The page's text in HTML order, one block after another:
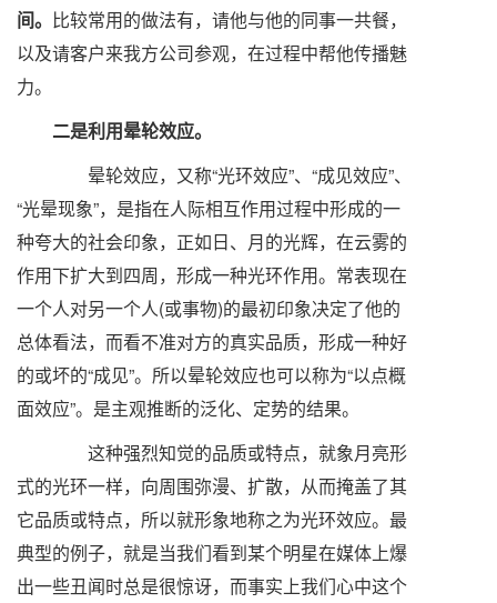
间。 比较常用的做法有，请他与他的同事一共餐，
以及请客户来我方公司参观，在过程中帮他传播魅
力。
二是利用晕轮效应。
晕轮效应，又称“光环效应”、“成见效应”、
“光晕现象”，是指在人际相互作用过程中形成的一
种夸大的社会印象，正如日、月的光辉，在云雾的
作用下扩大到四周，形成一种光环作用。常表现在
一个人对另一个人(或事物)的最初印象决定了他的
总体看法，而看不准对方的真实品质，形成一种好
的或坏的“成见”。所以晕轮效应也可以称为“以点概
面效应”。是主观推断的泛化、定势的结果。
这种强烈知觉的品质或特点，就象月亮形
式的光环一样，向周围弥漫、扩散，从而掩盖了其
它品质或特点，所以就形象地称之为光环效应。最
典型的例子，就是当我们看到某个明星在媒体上爆
出一些丑闻时总是很惊讶，而事实上我们心中这个